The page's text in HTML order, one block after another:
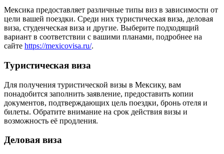
Мексика предоставляет различные типы виз в зависимости от
цели вашей поездки. Среди них туристическая виза, деловая
виза, студенческая виза и другие. Выберите подходящий
вариант в соответствии с вашими планами, подробнее на
сайте https://mexicovisa.ru/.
Туристическая виза
Для получения туристической визы в Мексику, вам
понадобится заполнить заявление, предоставить копии
документов, подтверждающих цель поездки, бронь отеля и
билеты. Обратите внимание на срок действия визы и
возможность её продления.
Деловая виза